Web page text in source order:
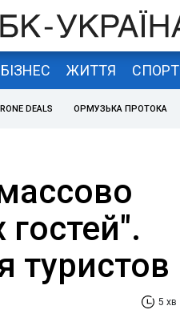
БІЗНЕС ЖИТТЯ СПОРТ
DEALS ОРМУЗЬКА ПРОТОКА
туристов
5 хв